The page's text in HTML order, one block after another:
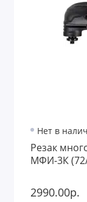
Нет в
Резак
МФИ-3К
2990.00р.